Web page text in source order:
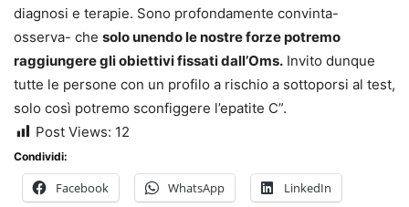
diagnosi e terapie. Sono profondamente convinta-
osserva- che solo unendo le nostre forze potremo
raggiungere gli obiettivi fissati dall’Oms. Invito dunque
tutte le persone con un profilo a rischio a sottoporsi al test,
solo così potremo sconfiggere l’epatite C”.
Post Views: 12
Condividi:
Facebook WhatsApp LinkedIn